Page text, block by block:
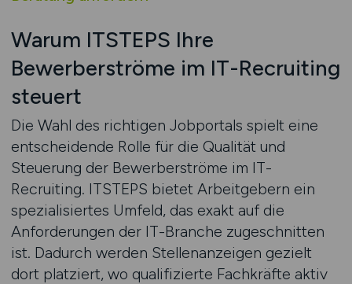
Warum ITSTEPS Ihre
Bewerberströme im IT-Recruiting
steuert
Die Wahl des richtigen Jobportals spielt eine
entscheidende Rolle für die Qualität und
Steuerung der Bewerberströme im IT-
Recruiting. ITSTEPS bietet Arbeitgebern ein
spezialisiertes Umfeld, das exakt auf die
Anforderungen der IT-Branche zugeschnitten
ist. Dadurch werden Stellenanzeigen gezielt
dort platziert, wo qualifizierte Fachkräfte aktiv